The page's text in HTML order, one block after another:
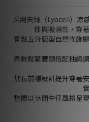
採用天絲（Lyocell）涼
性與吸濕性，穿
寬鬆五分版型自然修飾
柔軟鬆緊腰頭搭配抽繩
加長前襠設計提升穿著
整體以休閒牛仔風格呈